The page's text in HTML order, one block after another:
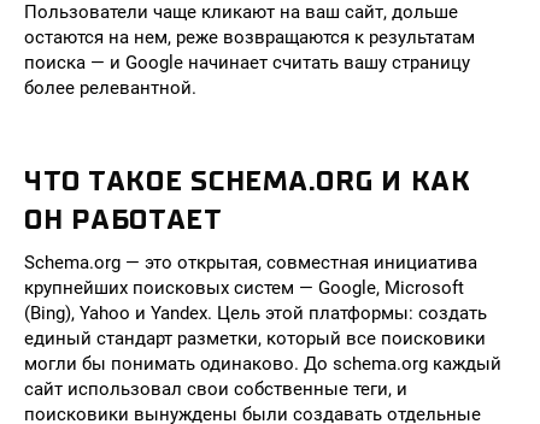
Пользователи чаще кликают на ваш сайт, дольше
остаются на нем, реже возвращаются к результатам
поиска — и Google начинает считать вашу страницу
более релевантной.
ЧТО ТАКОЕ SCHEMA.ORG И КАК
ОН РАБОТАЕТ
Schema.org — это открытая, совместная инициатива
крупнейших поисковых систем — Google, Microsoft
(Bing), Yahoo и Yandex. Цель этой платформы: создать
единый стандарт разметки, который все поисковики
могли бы понимать одинаково. До schema.org каждый
сайт использовал свои собственные теги, и
поисковики вынуждены были создавать отдельные